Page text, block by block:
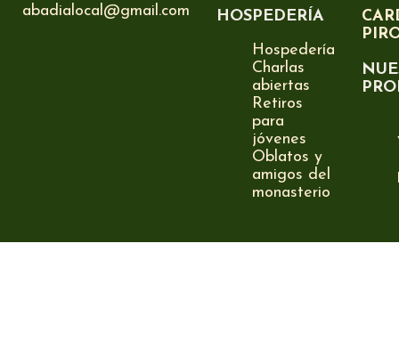
abadialocal@gmail.com
HOSPEDERÍA
Hospedería
Charlas
abiertas
Retiros
para
jóvenes
Oblatos y
amigos del
monasterio